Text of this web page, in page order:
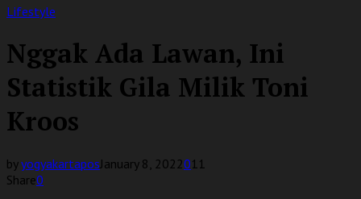
Lifestyle
Nggak Ada Lawan, Ini
Statistik Gila Milik Toni
Kroos
byyogyakartaposJanuary 8, 2022011
Share0